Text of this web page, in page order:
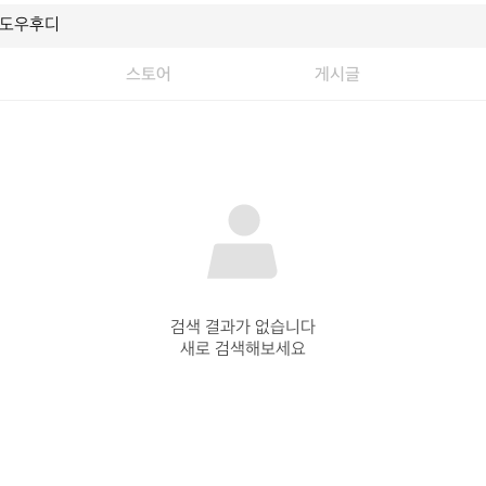
스토어 게시글
검색 결과가 없습니다
새로 검색해보세요